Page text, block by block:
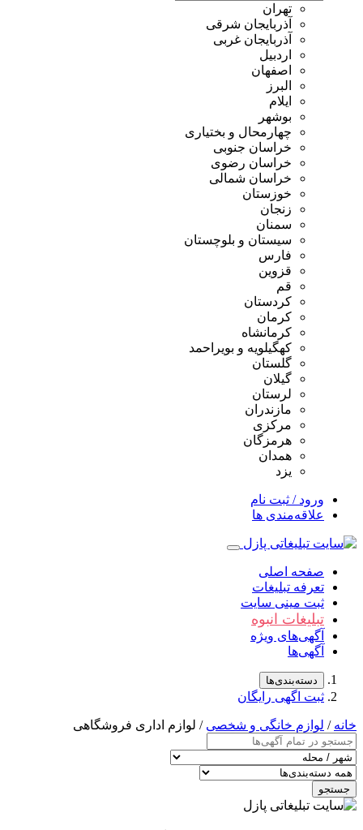
تهران
آذربایجان شرقی
آذربایجان غربی
اردبیل
اصفهان
البرز
ایلام
بوشهر
چهارمحال و بختیاری
خراسان جنوبی
خراسان رضوی
خراسان شمالی
خوزستان
زنجان
سمنان
سیستان و بلوچستان
فارس
قزوین
قم
کردستان
کرمان
کرمانشاه
کهگیلویه و بویراحمد
گلستان
گیلان
لرستان
مازندران
مرکزی
هرمزگان
همدان
یزد
ورود / ثبت نام
علاقه‌مندی ها
صفحه اصلی
تعرفه تبلیغات
ثبت مینی سایت
تبلیغات انبوه
آگهی‌های ویژه
آگهی‌ها
دسته‌بندی‌ها
ثبت اگهی رایگان
خانه / لوازم خانگی و شخصی / لوازم اداری فروشگاهی
جستجو